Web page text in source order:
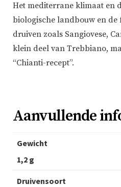
Het mediterrane klimaat en
biologische landbouw en de
druiven zoals Sangiovese,
klein deel van Trebbiano,
“Chianti-recept”.
Aanvullende
Gewicht
1,2 g
Druivensoort